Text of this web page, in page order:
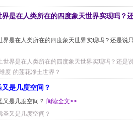
是在人类所在的四度象天世界实现吗？
界是在人类所在的四度象天世界实现吗？还是说
世界是在人类所在的四度象天世界实现吗？还是
度 的莲花净土世界？
是几度空间？
又是几度空间？ 阅读全文>>
圣又是几度空间？